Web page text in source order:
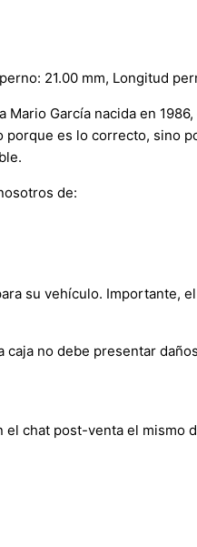
21.00 mm, Longitud
García nacida en
es lo correcto, sino
de:
su vehículo. Importante,
no debe presentar
chat post-venta el mismo